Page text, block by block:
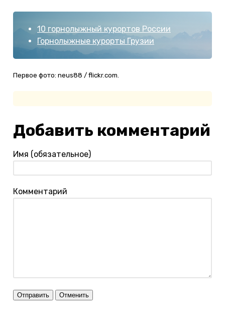
10 горнолыжный курортов России
Горнолыжные курорты Грузии
Первое фото: neus88 / flickr.com.
Добавить комментарий
Имя (обязательное)
Комментарий
Отправить Отменить